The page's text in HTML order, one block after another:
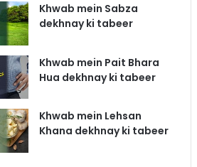
Khwab mein Sabza
dekhnay ki tabeer
Khwab mein Pait Bhara
Hua dekhnay ki tabeer
Khwab mein Lehsan
Khana dekhnay ki tabeer